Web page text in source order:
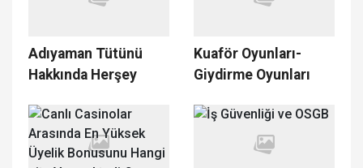
Adıyaman Tütünü
Hakkında Herşey
Kuaför Oyunları-
Giydirme Oyunları